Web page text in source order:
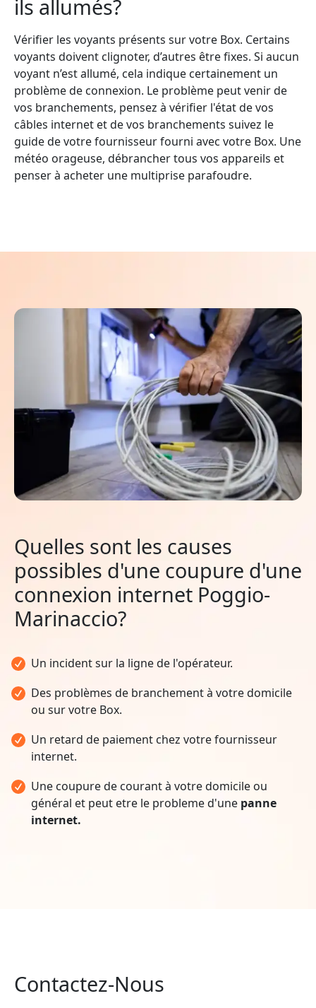
ils allumés?
Vérifier les voyants présents sur votre Box. Certains
voyants doivent clignoter, d’autres être fixes. Si aucun
voyant n’est allumé, cela indique certainement un
problème de connexion. Le problème peut venir de
vos branchements, pensez à vérifier l'état de vos
câbles internet et de vos branchements suivez le
guide de votre fournisseur fourni avec votre Box. Une
météo orageuse, débrancher tous vos appareils et
penser à acheter une multiprise parafoudre.
Quelles sont les causes
possibles d'une coupure d'une
connexion internet Poggio-
Marinaccio?
Un incident sur la ligne de l'opérateur.
Des problèmes de branchement à votre domicile
ou sur votre Box.
Un retard de paiement chez votre fournisseur
internet.
Une coupure de courant à votre domicile ou
général et peut etre le probleme d'une panne
internet.
Contactez-Nous